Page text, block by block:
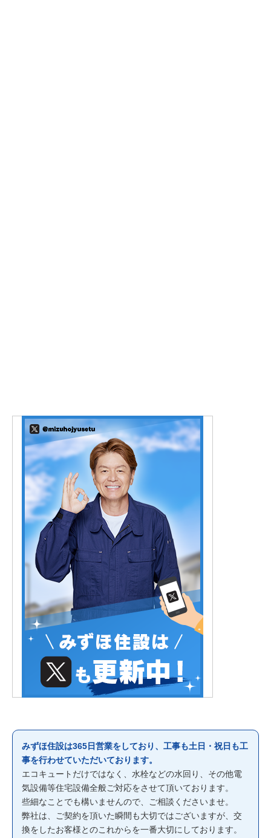
みずほ住設は365日営業をしており、工事も土日・祝日も工
事を行わせていただいております。
エコキュートだけではなく、水栓などの水回り、その他電
気設備等住宅設備全般ご対応をさせて頂いております。
些細なことでも構いませんので、ご相談くださいませ。
弊社は、ご契約を頂いた瞬間も大切ではございますが、交
換をしたお客様とのこれからを一番大切にしております。